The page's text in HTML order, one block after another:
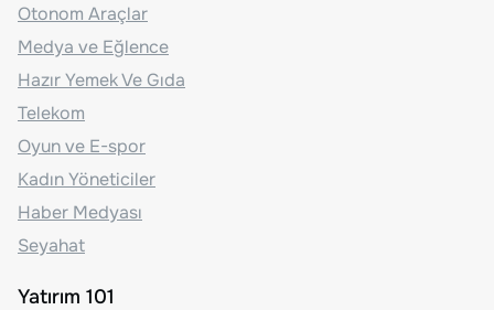
Otonom Araçlar
Medya ve Eğlence
Hazır Yemek Ve Gıda
Telekom
Oyun ve E-spor
Kadın Yöneticiler
Haber Medyası
Seyahat
Yatırım 101